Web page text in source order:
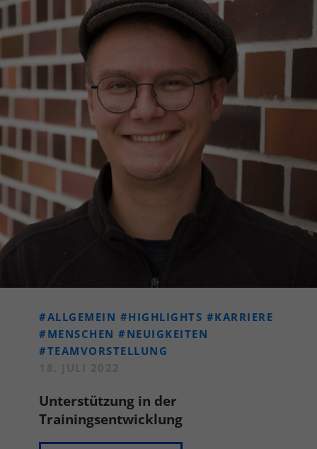
#ALLGEMEIN #HIGHLIGHTS #KARRIERE
#MENSCHEN #NEUIGKEITEN
#TEAMVORSTELLUNG
Unterstützung in der
Trainingsentwicklung